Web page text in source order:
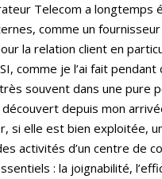
Telecom a longtemps
comme un
la relation client en
comme je l’ai fait
souvent dans une pure
depuis mon
si elle est bien exploitée,
activités d’un centre de
: la joignabilité,